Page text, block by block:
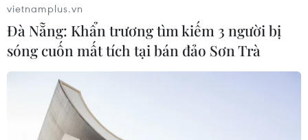
VN-Index tăng hơn 27 điểm, khối
ngoại mua ròng trở lại hơn 1.000 tỷ
03/08/2026 09:32
vietnamplus.vn
Đà Nẵng: Khẩn trương tìm kiếm 3 người bị
sóng cuốn mất tích tại bán đảo Sơn Trà